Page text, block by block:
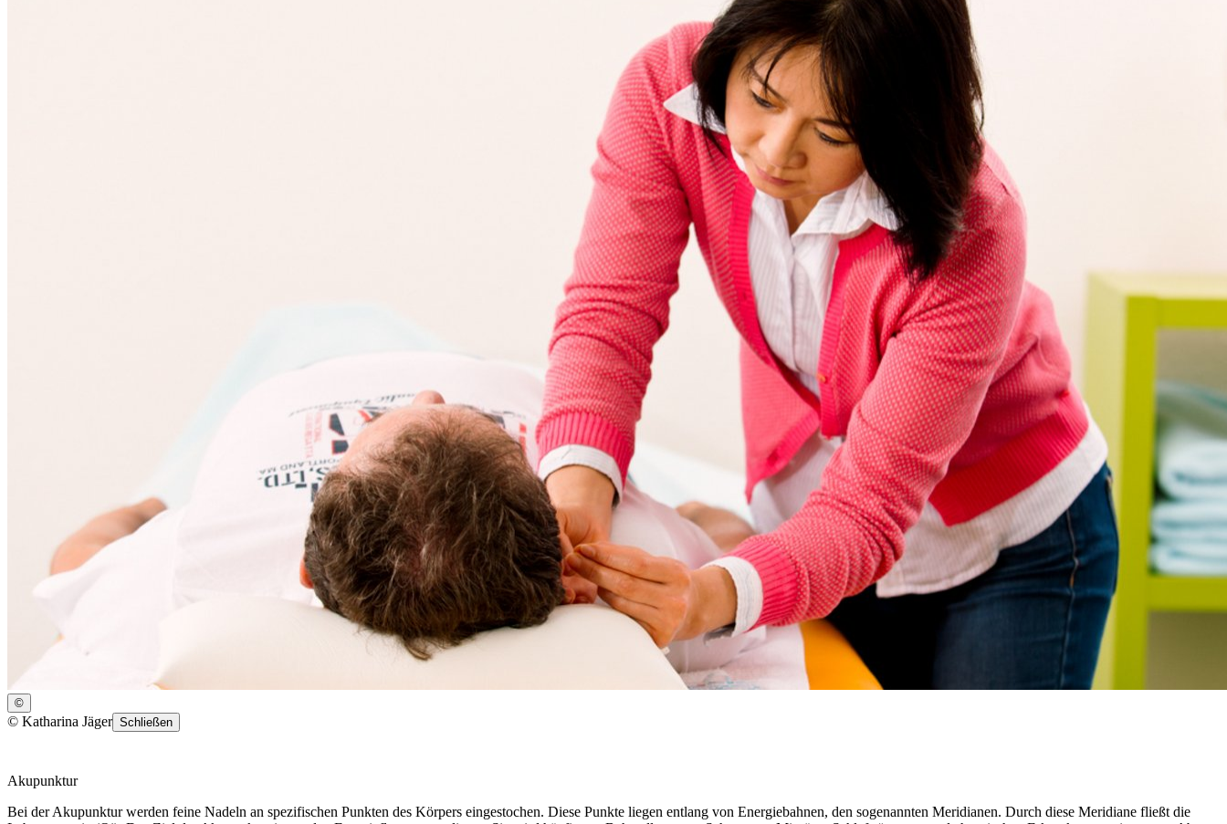
©
© Katharina Jäger Schließen
Akupunktur
Bei der Akupunktur werden feine Nadeln an spezifischen Punkten des Körpers eingestochen. Diese Punkte liegen entlang von Energiebahnen, den sogenannten Meridianen. Durch diese Meridiane fließt die